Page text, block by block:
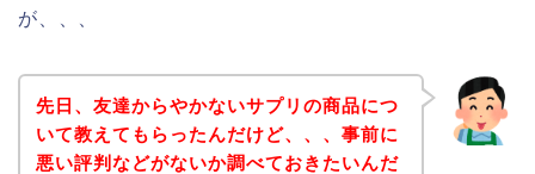
が、、、
先日、友達からやかないサプリの商品につ
いて教えてもらったんだけど、、、事前に
悪い評判などがないか調べておきたいんだ